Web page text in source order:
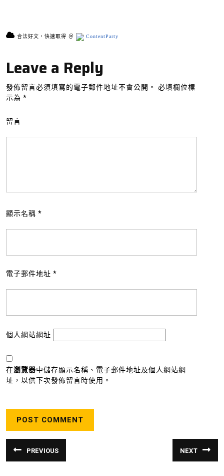
合法好文，快速取得 ＠ ContentParty
Leave a Reply
發佈留言必須填寫的電子郵件地址不會公開。 必填欄位標
示為 *
留言
顯示名稱 *
電子郵件地址 *
個人網站網址
在瀏覽器中儲存顯示名稱、電子郵件地址及個人網站網
址，以供下次發佈留言時使用。
文
章
PREVIOUS
Previous
post:
NEXT
Next
post: